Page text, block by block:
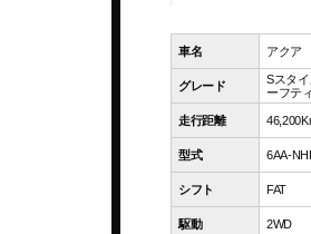
車名 アクア
グレード
Sスタ
ーフテ
走行距離
型式 6AA-
シフト FAT
駆動 2WD